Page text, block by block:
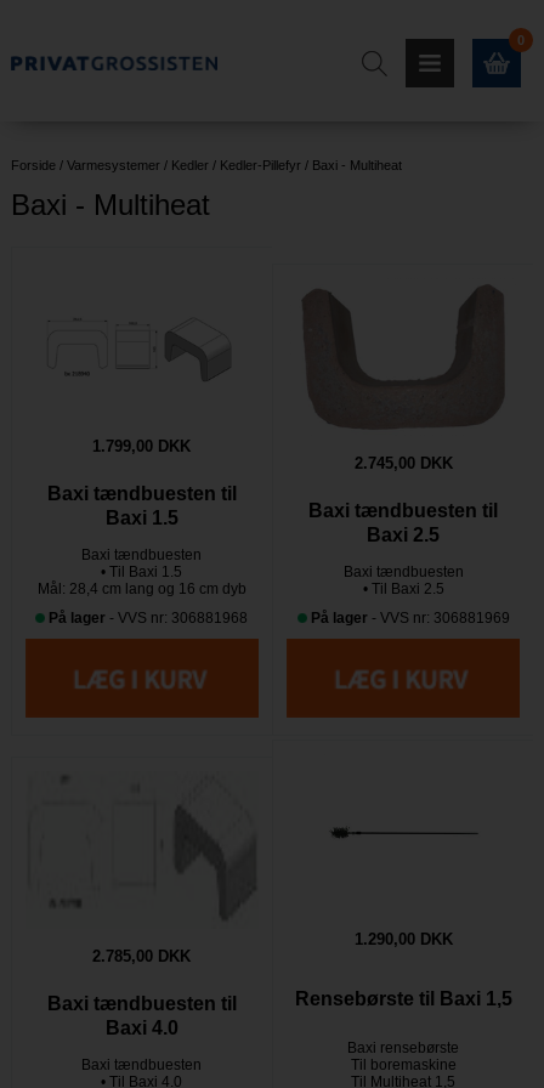
0
Forside / Varmesystemer / Kedler / Kedler-Pillefyr / Baxi - Multiheat
Baxi - Multiheat
1.799,00 DKK
Baxi tændbuesten til
Baxi 1.5
Baxi tændbuesten
• Til Baxi 1.5
Mål: 28,4 cm lang og 16 cm dyb
På lager - VVS nr: 306881968
2.745,00 DKK
Baxi tændbuesten til
Baxi 2.5
Baxi tændbuesten
• Til Baxi 2.5
På lager- VVS nr: 306881969
2.785,00 DKK
Baxi tændbuesten til
Baxi 4.0
Baxi tændbuesten
• Til Baxi 4.0
1.290,00 DKK
Rensebørste til Baxi 1,5
Baxi rensebørste
Til boremaskine
Til Multiheat 1,5